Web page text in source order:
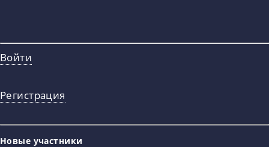
Войти
Регистрация
Новые участники